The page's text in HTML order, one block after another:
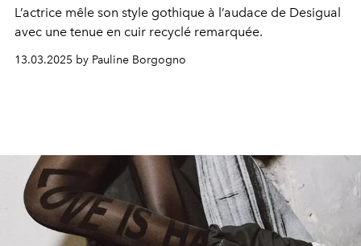
L’actrice mêle son style gothique à l’audace de Desigual
avec une tenue en cuir recyclé remarquée.
13.03.2025 by Pauline Borgogno